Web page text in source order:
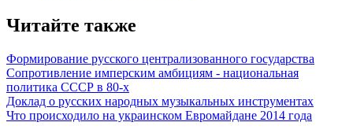
Читайте также
Формирование русского централизованного государства
Сопротивление имперским амбициям - национальная
политика СССР в 80-х
Доклад о русских народных музыкальных инструментах
Что происходило на украинском Евромайдане 2014 года